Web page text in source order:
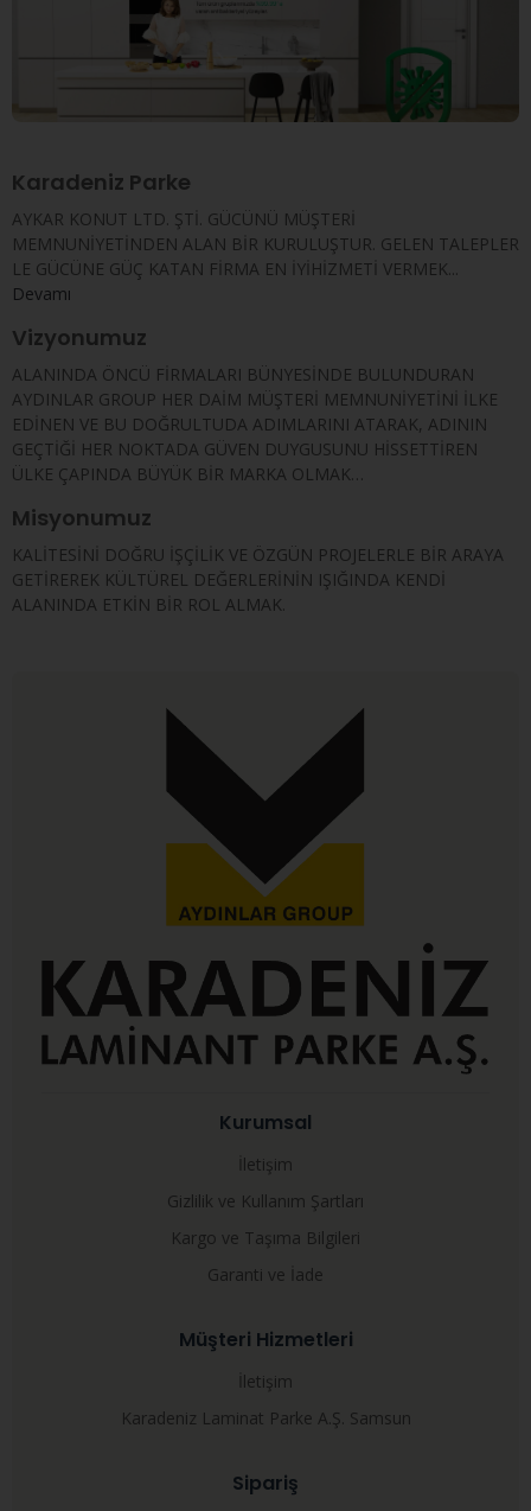
Karadeniz Parke
AYKAR KONUT LTD. ŞTİ. GÜCÜNÜ MÜŞTERİ
MEMNUNİYETİNDEN ALAN BİR KURULUŞTUR. GELEN TALEPLER
LE GÜCÜNE GÜÇ KATAN FİRMA EN İYİHİZMETİ VERMEK...
Devamı
Vizyonumuz
ALANINDA ÖNCÜ FİRMALARI BÜNYESİNDE BULUNDURAN
AYDINLAR GROUP HER DAİM MÜŞTERİ MEMNUNİYETİNİ İLKE
EDİNEN VE BU DOĞRULTUDA ADIMLARINI ATARAK, ADININ
GEÇTİĞİ HER NOKTADA GÜVEN DUYGUSUNU HİSSETTİREN
ÜLKE ÇAPINDA BÜYÜK BİR MARKA OLMAK…
Misyonumuz
KALİTESİNİ DOĞRU İŞÇİLİK VE ÖZGÜN PROJELERLE BİR ARAYA
GETİREREK KÜLTÜREL DEĞERLERİNİN IŞIĞINDA KENDİ
ALANINDA ETKİN BİR ROL ALMAK.
Kurumsal
İletişim
Gizlilik ve Kullanım Şartları
Kargo ve Taşıma Bilgileri
Garanti ve İade
Müşteri Hizmetleri
İletişim
Karadeniz Laminat Parke A.Ş. Samsun
Sipariş